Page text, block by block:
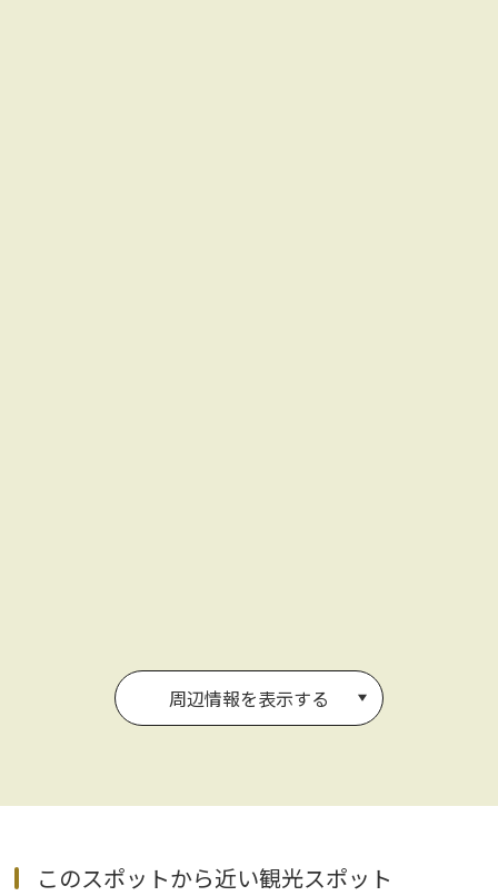
周辺情報を表示する
このスポットから近い観光スポット